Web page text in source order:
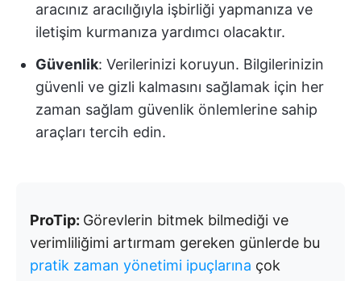
aracınız aracılığıyla işbirliği yapmanıza ve
iletişim kurmanıza yardımcı olacaktır.
Güvenlik: Verilerinizi koruyun. Bilgilerinizin
güvenli ve gizli kalmasını sağlamak için her
zaman sağlam güvenlik önlemlerine sahip
araçları tercih edin.
ProTip: Görevlerin bitmek bilmediği ve
verimliliğimi artırmam gereken günlerde bu
pratik zaman yönetimi ipuçlarına çok